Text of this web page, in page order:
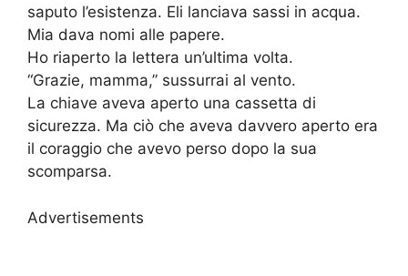
saputo l’esistenza. Eli lanciava sassi in acqua.
Mia dava nomi alle papere.
Ho riaperto la lettera un’ultima volta.
“Grazie, mamma,” sussurrai al vento.
La chiave aveva aperto una cassetta di
sicurezza. Ma ciò che aveva davvero aperto era
il coraggio che avevo perso dopo la sua
scomparsa.
Advertisements